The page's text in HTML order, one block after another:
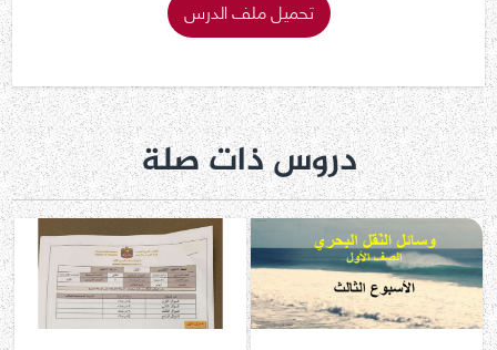
تحميل ملف الدرس
دروس ذات صلة